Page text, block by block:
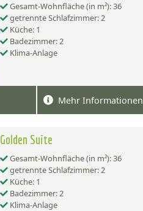
Gesamt-Wohnfläche (in m²): 36
getrennte Schlafzimmer: 2
Küche: 1
Badezimmer: 2
Klima-Anlage
Mehr Informationen
Golden Suite
Gesamt-Wohnfläche (in m²): 36
getrennte Schlafzimmer: 2
Küche: 1
Badezimmer: 2
Klima-Anlage